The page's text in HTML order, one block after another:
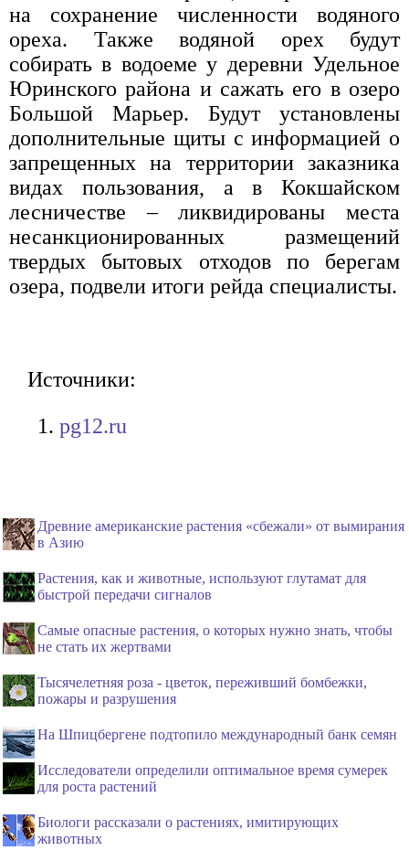
на сохранение численности водяного
ореха. Также водяной орех будут
собирать в водоеме у деревни Удельное
Юринского района и сажать его в озеро
Большой Марьер. Будут установлены
дополнительные щиты с информацией о
запрещенных на территории заказника
видах пользования, а в Кокшайском
лесничестве – ликвидированы места
несанкционированных размещений
твердых бытовых отходов по берегам
озера, подвели итоги рейда специалисты.
Источники:
pg12.ru
Древние американские растения «сбежали» от вымирания
в Азию
Растения, как и животные, используют глутамат для
быстрой передачи сигналов
Самые опасные растения, о которых нужно знать, чтобы
не стать их жертвами
Тысячелетняя роза - цветок, переживший бомбежки,
пожары и разрушения
На Шпицбергене подтопило международный банк семян
Исследователи определили оптимальное время сумерек
для роста растений
Биологи рассказали о растениях, имитирующих
животных